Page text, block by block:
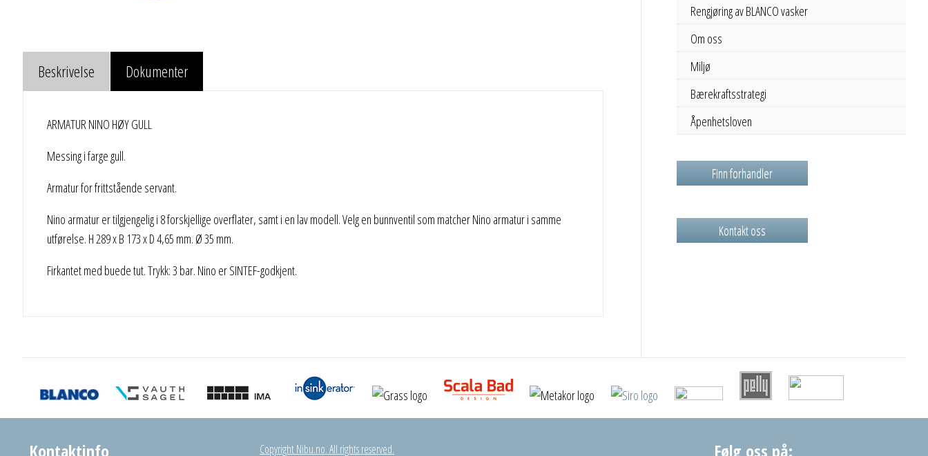
Beskrivelse Dokumenter
ARMATUR NINO HØY GULL
Messing i farge gull.
Armatur for frittstående servant.
Nino armatur er tilgjengelig i 8 forskjellige overflater, samt i en lav modell. Velg en bunnventil som matcher Nino armatur i samme
utførelse. H 289 x B 173 x D 4,65 mm. Ø 35 mm.
Firkantet med buede tut. Trykk: 3 bar. Nino er SINTEF-godkjent.
Rengjøring av BLANCO vasker
Om oss
Miljø
Bærekraftsstrategi
Åpenhetsloven
Finn forhandler
Kontakt oss
Kontaktinfo Copyright Nibu.no. All rights reserved. Følg oss på: